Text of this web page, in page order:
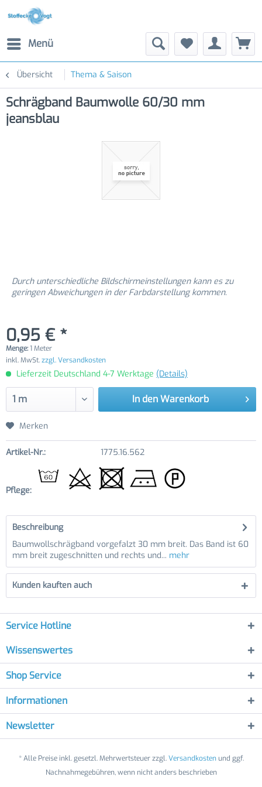
Menü
Übersicht Thema & Saison
Schrägband Baumwolle 60/30 mm
jeansblau
Durch unterschiedliche Bildschirmeinstellungen kann es zu
geringen Abweichungen in der Farbdarstellung kommen.
0,95 € *
Menge:1 Meter
inkl. MwSt.zzgl. Versandkosten
Lieferzeit Deutschland 4-7 Werktage (Details)
In den Warenkorb
Merken
Artikel-Nr.: 1775.16.562
Pflege:
Beschreibung
Baumwollschrägband vorgefalzt 30 mm breit. Das Band ist 60
mm breit zugeschnitten und rechts und... mehr
Kunden kauften auch
Service Hotline
Wissenswertes
Shop Service
Informationen
Newsletter
* Alle Preise inkl. gesetzl. Mehrwertsteuer zzgl.Versandkostenund ggf.
Nachnahmegebühren, wenn nicht anders beschrieben